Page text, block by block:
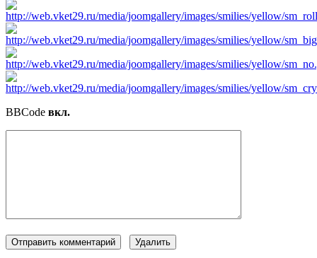
BBCode вкл.